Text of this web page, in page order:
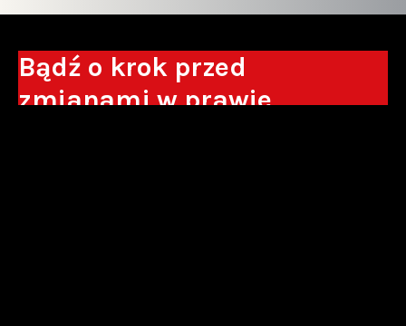
Bądź o krok przed
zmianami w prawie